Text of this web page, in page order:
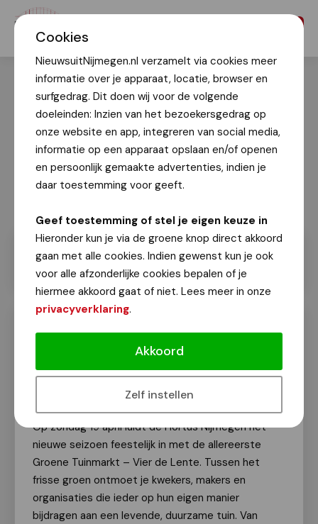
Cookies
NieuwsuitNijmegen.nl verzamelt via cookies meer
informatie over je apparaat, locatie, browser en
surfgedrag. Dit doen wij voor de volgende
doeleinden: Inzien van het bezoekersgedrag op
onze website en app, integreren van social media,
informatie op een apparaat opslaan en/of openen
en persoonlijk gemaakte advertenties, indien je
daar toestemming voor geeft.
Geef toestemming of stel je eigen keuze in
Hieronder kun je via de groene knop direct akkoord
gaan met alle cookies. Indien gewenst kun je ook
voor alle afzonderlijke cookies bepalen of je
hiermee akkoord gaat of niet. Lees meer in onze
privacyverklaring.
Akkoord
Zelf instellen
Groene Tuinmarkt in de Hortus: Vier
Van onze redactie
Op zondag 19 april luidt de Hortus Nijmegen het
nieuwe seizoen feestelijk in met de allereerste
Groene Tuinmarkt – Vier de Lente. Tussen het
frisse groen ontmoet je kwekers, makers en
organisaties die ieder op hun eigen manier
bijdragen aan een levende, duurzame tuin. Van